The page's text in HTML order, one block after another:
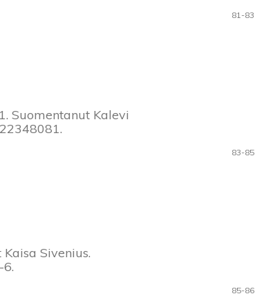
81-83
Suomentanut Kalevi
83-85
Sivenius.
85-86